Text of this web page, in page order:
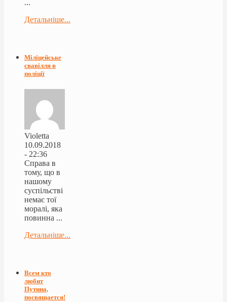
...
Детальніше...
Міліцейське
свавілля в
поліції
Violetta
10.09.2018
- 22:36
Справа в
тому, що в
нашому
суспільстві
немає тої
моралі, яка
повинна ...
Детальніше...
Всем кто
любит
Путина,
посвящается!